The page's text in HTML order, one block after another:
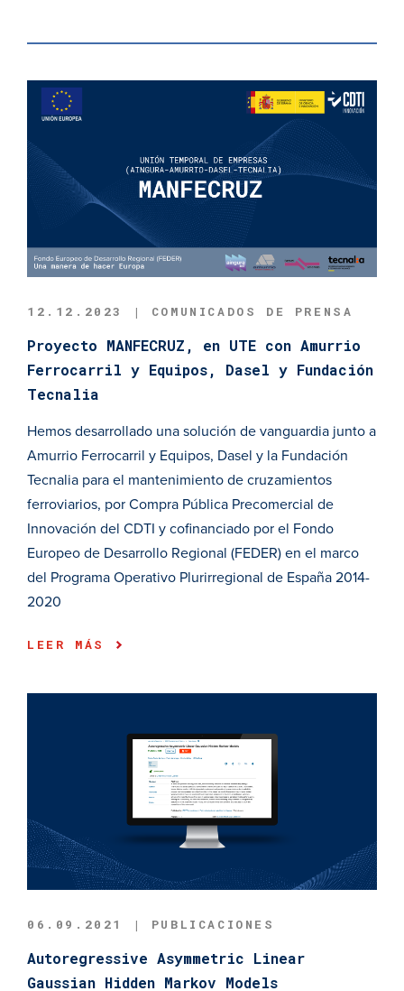
12.12.2023 | COMUNICADOS DE PRENSA
Proyecto MANFECRUZ, en UTE con Amurrio
Ferrocarril y Equipos, Dasel y Fundación
Tecnalia
Hemos desarrollado una solución de vanguardia junto a
Amurrio Ferrocarril y Equipos, Dasel y la Fundación
Tecnalia para el mantenimiento de cruzamientos
ferroviarios, por Compra Pública Precomercial de
Innovación del CDTI y cofinanciado por el Fondo
Europeo de Desarrollo Regional (FEDER) en el marco
del Programa Operativo Plurirregional de España 2014-
2020
LEER MÁS
06.09.2021 | PUBLICACIONES
Autoregressive Asymmetric Linear
Gaussian Hidden Markov Models